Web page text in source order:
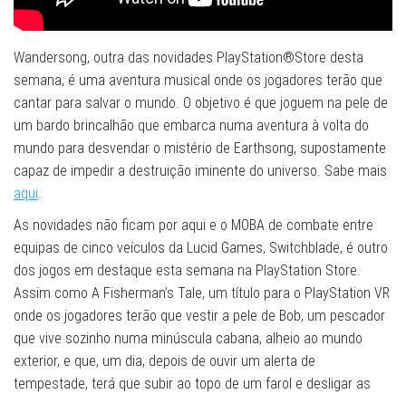
Wandersong, outra das novidades PlayStation®Store desta
semana, é uma aventura musical onde os jogadores terão que
cantar para salvar o mundo. O objetivo é que joguem na pele de
um bardo brincalhão que embarca numa aventura à volta do
mundo para desvendar o mistério de Earthsong, supostamente
capaz de impedir a destruição iminente do universo. Sabe mais
aqui.
As novidades não ficam por aqui e o MOBA de combate entre
equipas de cinco veículos da Lucid Games, Switchblade, é outro
dos jogos em destaque esta semana na PlayStation Store.
Assim como A Fisherman’s Tale, um título para o PlayStation VR
onde os jogadores terão que vestir a pele de Bob, um pescador
que vive sozinho numa minúscula cabana, alheio ao mundo
exterior, e que, um dia, depois de ouvir um alerta de
tempestade, terá que subir ao topo de um farol e desligar as